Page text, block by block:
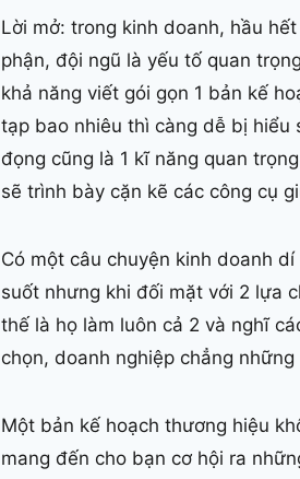
Lời mở: trong kinh doanh, hầu
phận, đội ngũ là yếu tố quan
khả năng viết gói gọn 1 bản kế
tạp bao nhiêu thì càng dễ bị hiểu
đọng cũng là 1 kĩ năng quan
sẽ trình bày cặn kẽ các công cụ
Có một câu chuyện kinh doanh
suốt nhưng khi đối mặt với 2 lựa
thế là họ làm luôn cả 2 và nghĩ
chọn, doanh nghiệp chẳng
Một bản kế hoạch thương hiệu
mang đến cho bạn cơ hội ra